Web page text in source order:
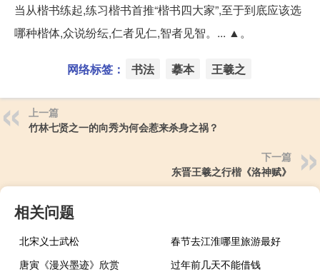
当从楷书练起,练习楷书首推“楷书四大家”,至于到底应该选
哪种楷体,众说纷纭,仁者见仁,智者见智。... ▲。
网络标签： 书法 摹本 王羲之
上一篇
竹林七贤之一的向秀为何会惹来杀身之祸？
下一篇
东晋王羲之行楷《洛神赋》
相关问题
北宋义士武松
春节去江淮哪里旅游最好
唐寅《漫兴墨迹》欣赏
过年前几天不能借钱